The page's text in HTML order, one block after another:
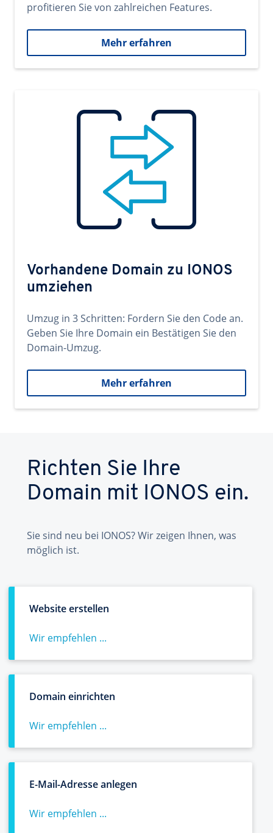
profitieren Sie von zahlreichen Features.
Mehr erfahren
Vorhandene Domain zu IONOS
umziehen
Umzug in 3 Schritten: Fordern Sie den Code an.
Geben Sie Ihre Domain ein Bestätigen Sie den
Domain-Umzug.
Mehr erfahren
Richten Sie Ihre
Domain mit IONOS ein.
Sie sind neu bei IONOS? Wir zeigen Ihnen, was
möglich ist.
Website erstellen
Wir empfehlen ...
Domain einrichten
Wir empfehlen ...
E-Mail-Adresse anlegen
Wir empfehlen ...